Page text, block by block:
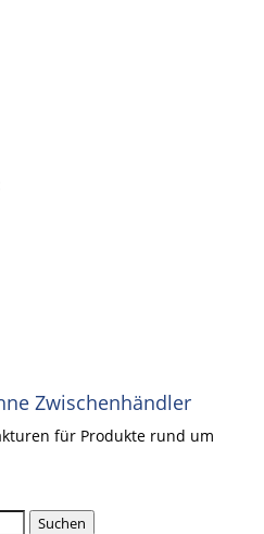
Zwischenhändler
für Produkte rund um
Suchen